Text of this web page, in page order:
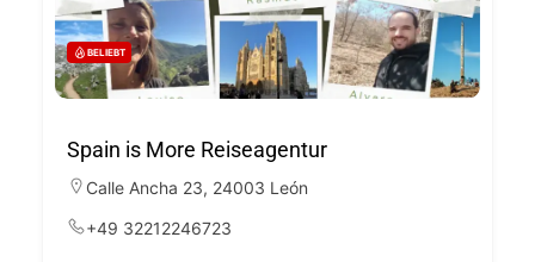
BELIEBT
Spain is More Reiseagentur
Calle Ancha 23, 24003 León
+49 32212246723